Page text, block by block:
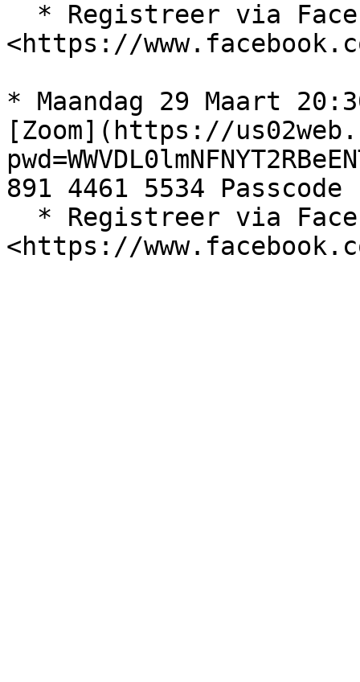
<https://
* Maandag 29 Maart
[Zoom](https://
891 4461 5534 Passcode